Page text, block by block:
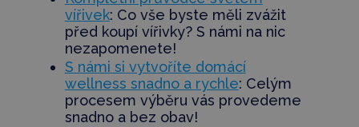
vířivek: Co vše byste měli zvážit
před koupí vířivky? S námi na nic
nezapomenete!
S námi si vytvoříte domácí
wellness snadno a rychle: Celým
procesem výběru vás provedeme
snadno a bez obav!